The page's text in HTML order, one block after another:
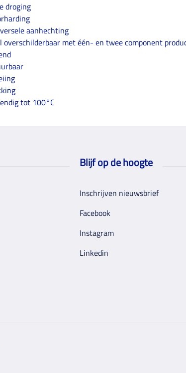
droging
aanhechting
overschilderbaar met één- en twee component
tot 100°C
Blijf op de hoogte
Inschrijven nieuwsbrief
Facebook
Instagram
Linkedin